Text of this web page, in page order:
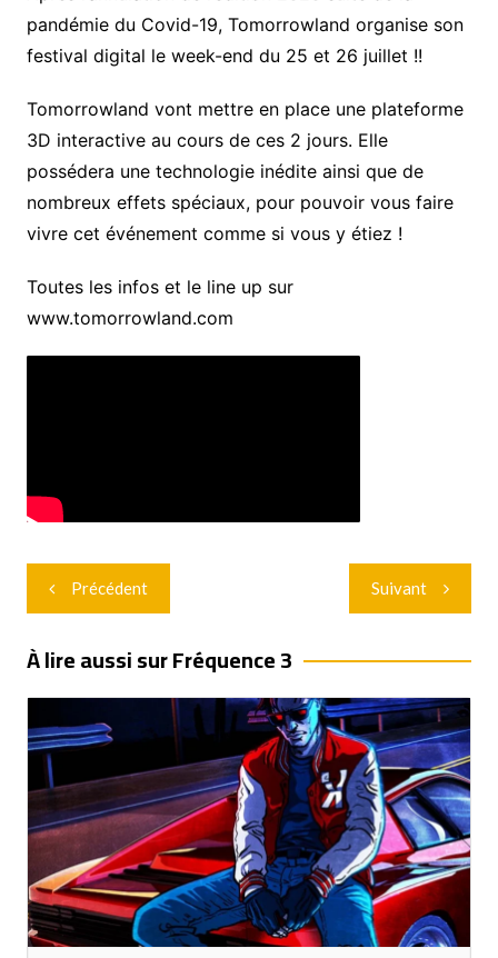
pandémie du Covid-19, Tomorrowland organise son
festival digital le week-end du 25 et 26 juillet !!
Tomorrowland vont mettre en place une plateforme
3D interactive au cours de ces 2 jours. Elle
possédera une technologie inédite ainsi que de
nombreux effets spéciaux, pour pouvoir vous faire
vivre cet événement comme si vous y étiez !
Toutes les infos et le line up sur
www.tomorrowland.com
Navigation
de
l’article
Précédent Suivant
À lire aussi sur Fréquence 3